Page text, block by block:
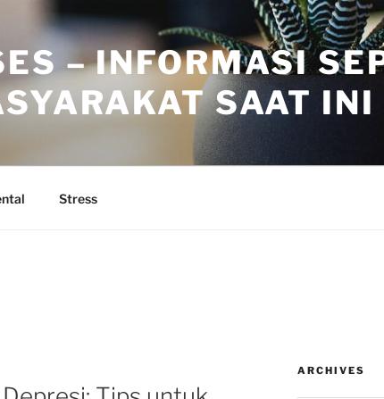
– INFORMASI
SAAT INI
Stress
ARCHIVES